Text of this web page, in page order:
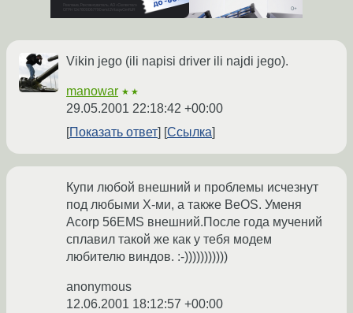
Vikin jego (ili napisi driver ili najdi jego).
manowar ★★
29.05.2001 22:18:42 +00:00
Показать ответ
Ссылка
Купи любой внешний и проблемы исчезнут
под любыми X-ми, а также BeOS. Уменя
Acorp 56EMS внешний.После года мучений
сплавил такой же как у тебя модем
любителю виндов. :-)))))))))))
anonymous
12.06.2001 18:12:57 +00:00